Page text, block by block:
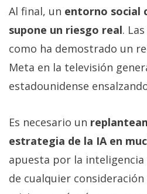
Al final, un entorno social
supone un riesgo real.
como ha demostrado un
Meta en la televisión
estadounidense
Es necesario un
estrategia de la IA en
apuesta por la
de cualquier